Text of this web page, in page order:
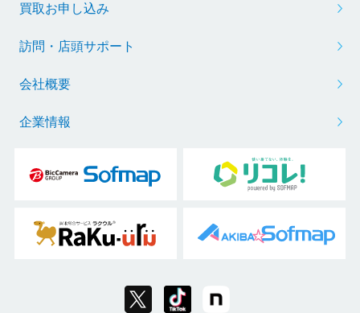
買取お申し込み
訪問・店頭サポート
会社概要
企業情報